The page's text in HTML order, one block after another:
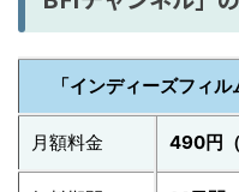
「インディーズフィル
月額料金 490円（